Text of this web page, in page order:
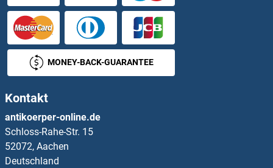
CADPS2 Antikörper
CALB1 Antikörper
CALCB Antikörper
MONEY-BACK-GUARANTEE
Kontakt
antikoerper-online.de
Schloss-Rahe-Str. 15
52072, Aachen
Deutschland